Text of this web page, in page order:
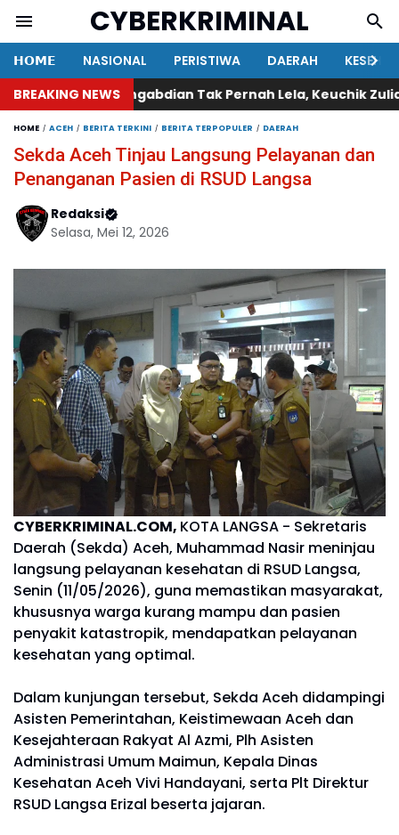
CYBERKRIMINAL
𝗛𝗢𝗠𝗘 NASIONAL PERISTIWA DAERAH
BREAKING NEWS
Pengabdian Tak Pernah Lela, Keuchik Zuliadi
HOME ACEH BERITA TERKINI BERITA TERPOPULER DAERAH
Sekda Aceh Tinjau Langsung Pelayanan dan
Penanganan Pasien di RSUD Langsa
Redaksi
Selasa, Mei 12, 2026
CYBERKRIMINAL.COM, KOTA LANGSA - Sekretaris
Daerah (Sekda) Aceh, Muhammad Nasir meninjau
langsung pelayanan kesehatan di RSUD Langsa,
Senin (11/05/2026), guna memastikan masyarakat,
khususnya warga kurang mampu dan pasien
penyakit katastropik, mendapatkan pelayanan
kesehatan yang optimal.
Dalam kunjungan tersebut, Sekda Aceh didampingi
Asisten Pemerintahan, Keistimewaan Aceh dan
Kesejahteraan Rakyat Al Azmi, Plh Asisten
Administrasi Umum Maimun, Kepala Dinas
Kesehatan Aceh Vivi Handayani, serta Plt Direktur
RSUD Langsa Erizal beserta jajaran.